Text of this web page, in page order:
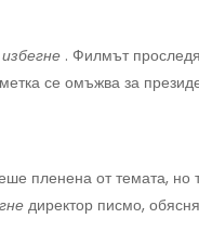
. Филмът
се омъжва за
пленена от темата, но
директор писмо,